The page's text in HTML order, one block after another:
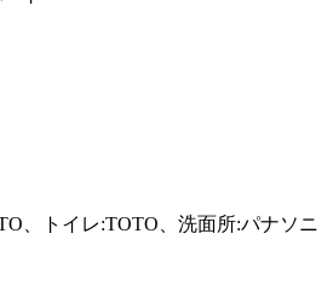
、トイレ:TOTO、洗面所:パナソニ